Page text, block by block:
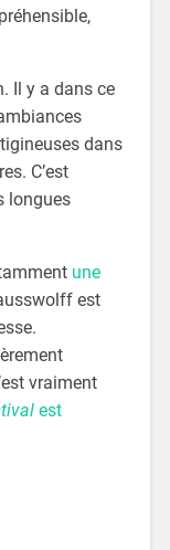
Il y a dans ce
dans
C’est
longues
une
est
vraiment
est